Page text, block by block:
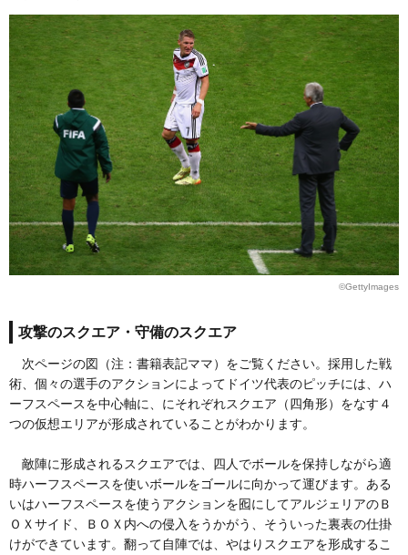
©GettyImages
攻撃のスクエア・守備のスクエア
次ページの図（注：書籍表記ママ）をご覧ください。採用した戦
術、個々の選手のアクションによってドイツ代表のピッチには、ハ
ーフスペースを中心軸に、にそれぞれスクエア（四角形）をなす４
つの仮想エリアが形成されていることがわかります。
敵陣に形成されるスクエアでは、四人でボールを保持しながら適
時ハーフスペースを使いボールをゴールに向かって運びます。ある
いはハーフスペースを使うアクションを囮にしてアルジェリアのＢ
ＯＸサイド、ＢＯＸ内への侵入をうかがう、そういった裏表の仕掛
けができています。翻って自陣では、やはりスクエアを形成するこ